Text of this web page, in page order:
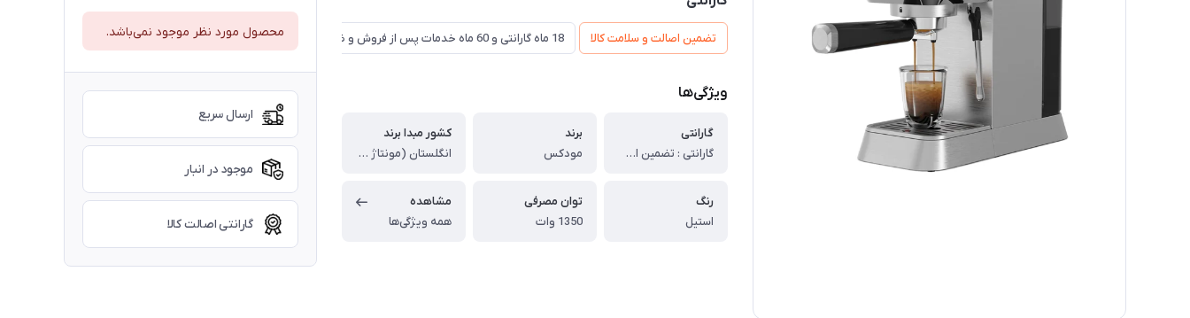
تضمین اصالت و سلامت کالا 18 ماه گارانتی و 60 ماه خدمات پس از فروش و ضمانت تعویض
ویژگی‌ها
گارانتی
گارانتی : تضمین اصالت و سلامت فیزیکی کالا (اورجینال)
برند
مودکس
کشور مبدا برند
انگلستان (مونتاژ چین)
رنگ
استیل
توان مصرفی
1350 وات
مشاهده
همه ویژگی‌ها
محصول مورد نظر موجود نمی‌باشد.
ارسال سریع
موجود در انبار
گارانتی اصالت کالا